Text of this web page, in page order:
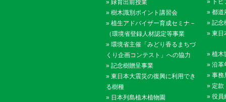
» 緑育出前授業
» 樹木識別ポイント講習会
» 植生アドバイザー育成セミナ－
（環境省登録人材認定等事業
» 環境省主催「みどり香るまちづ
くり企画コンテスト」への協力
» 記念樹贈呈事業
» 東日本大震災の復興に利用でき
る樹種
» 日本列島植木植物園
» ト
» 都道
» 記念
» 東日
» 植木
» 沿革
» 事務
» 定款
» 役員